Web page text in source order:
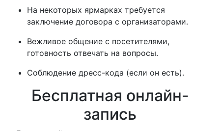
На некоторых ярмарках требуется
заключение договора с организаторами.
Вежливое общение с посетителями,
готовность отвечать на вопросы.
Соблюдение дресс-кода (если он есть).
Бесплатная онлайн-
запись